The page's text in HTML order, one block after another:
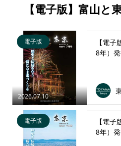
【電子版】富山と
2026.07.10
電子版
【電
8年）
電子版
【電
8年）